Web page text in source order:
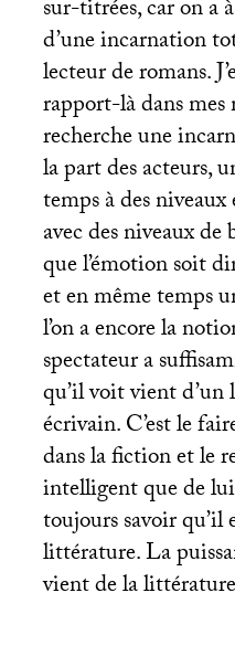
sur-titrées, car on a
d’une incarnation
lecteur de romans.
rapport-là dans mes
recherche une
la part des acteurs,
temps à des
avec des niveaux de
que l’émotion soit
et en même temps
l’on a encore la
spectateur a
qu’il voit vient d’un
écrivain. C’est le
dans la fiction et le
intelligent que de
toujours savoir qu’il
littérature. La
vient de la